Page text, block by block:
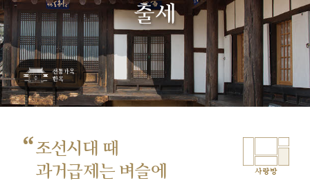
출세
“조선시대 때
과거급제는 벼슬에
사랑방